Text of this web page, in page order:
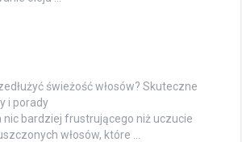
świeżość włosów? Skuteczne
i porady
nic bardziej frustrującego niż uczucie
włosów, które …